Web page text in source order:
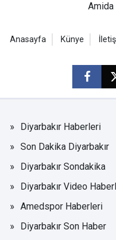
Anasayfa Künye
Diyarbakır Haberleri
Son Dakika Diyarbakır
Diyarbakır Sondakika
Diyarbakır Video
Amedspor Haberleri
Diyarbakır Son Haber